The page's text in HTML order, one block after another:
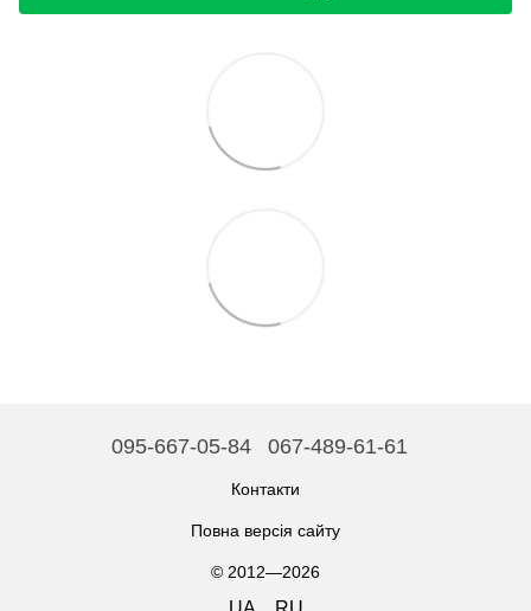
095-667-05-84 067-489-61-61
Контакти
Повна версія сайту
© 2012—2026